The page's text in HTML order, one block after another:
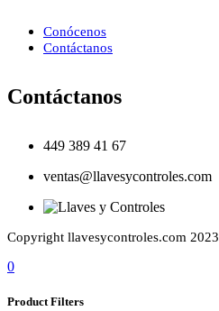
Conócenos
Contáctanos
Contáctanos
449 389 41 67
ventas@llavesycontroles.com
Copyright llavesycontroles.com 2023
0
Product Filters